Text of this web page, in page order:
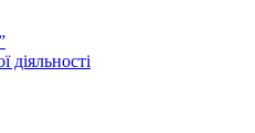
діяльності